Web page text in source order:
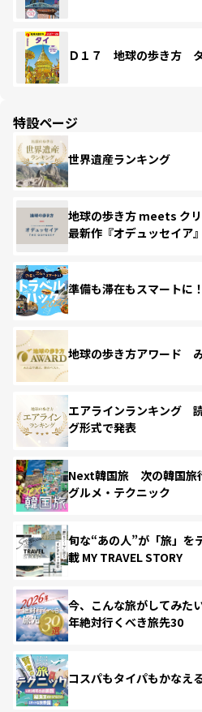
Ｄ１７ 地球の歩き方
特設ページ
世界遺産ランキング
地球の歩き方 meets ク
最新作『オデュッセイア』
準備も滞在もスマート
地球の歩き方アワード
エアラインランキング
グ形式で発表
Next韓国旅 次の韓国旅
グルメ・テクニック
旬な“あの人”が「旅」を
載 MY TRAVEL STORY
今、こんな旅がしてみた
年絶対行くべき旅先30
コスパもタイパもかなえ